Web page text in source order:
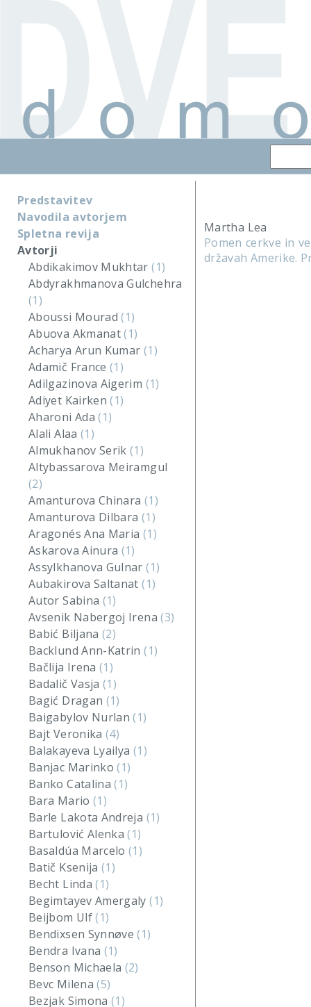
Predstavitev
Navodila avtorjem
Spletna revija
Avtorji
Abdikakimov Mukhtar(1)
Abdyrakhmanova Gulchehra
(1)
Aboussi Mourad(1)
Abuova Akmanat(1)
Acharya Arun Kumar (1)
Adamič France(1)
Adilgazinova Aigerim (1)
Adiyet Kairken(1)
Aharoni Ada(1)
Alali Alaa (1)
Almukhanov Serik(1)
Altybassarova Meiramgul
(2)
Amanturova Chinara (1)
Amanturova Dilbara (1)
Aragonés Ana Maria (1)
Askarova Ainura (1)
Assylkhanova Gulnar(1)
Aubakirova Saltanat(1)
Autor Sabina (1)
Avsenik Nabergoj Irena(3)
Babić Biljana(2)
Backlund Ann-Katrin(1)
Bačlija Irena(1)
Badalič Vasja(1)
Bagić Dragan (1)
Baigabylov Nurlan(1)
Bajt Veronika(4)
Balakayeva Lyailya (1)
Banjac Marinko(1)
Banko Catalina(1)
Bara Mario (1)
Barle Lakota Andreja (1)
Bartulović Alenka(1)
Basaldúa Marcelo(1)
Batič Ksenija(1)
Becht Linda(1)
Begimtayev Amergaly(1)
Beijbom Ulf(1)
Bendixsen Synnøve(1)
Bendra Ivana (1)
Benson Michaela (2)
Bevc Milena(5)
Bezjak Simona(1)
Martha Lea
Pomen cerkve in
državah Amerike.